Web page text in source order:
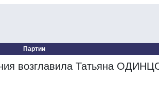
Партии
возглавила Татьяна